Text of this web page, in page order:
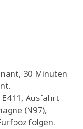
30 Minuten
Ausfahrt
(N97),
folgen.